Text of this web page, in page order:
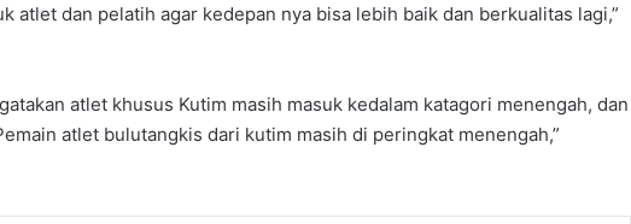
atlet dan pelatih agar kedepan nya bisa lebih baik dan berkualitas lagi,”
atlet khusus Kutim masih masuk kedalam katagori menengah, dan
atlet bulutangkis dari kutim masih di peringkat menengah,”